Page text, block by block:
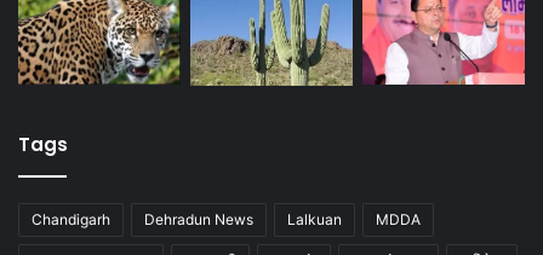
Tags
Chandigarh Dehradun News Lalkuan MDDA